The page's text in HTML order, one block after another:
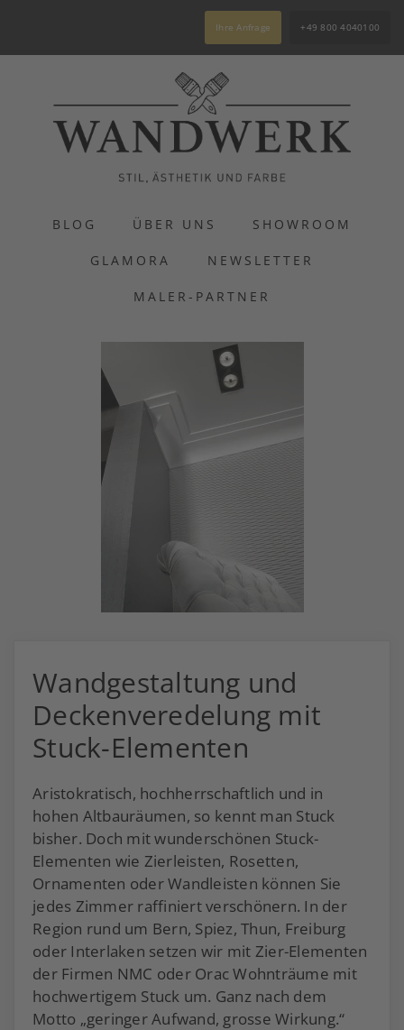
Ihre Anfrage +49 800 4040100
BLOG ÜBER UNS SHOWROOM
GLAMORA NEWSLETTER
MALER-PARTNER
Wandgestaltung und
Deckenveredelung mit
Stuck-Elementen
Aristokratisch, hochherrschaftlich und in
hohen Altbauräumen, so kennt man Stuck
bisher. Doch mit wunderschönen Stuck-
Elementen wie Zierleisten, Rosetten,
Ornamenten oder Wandleisten können Sie
jedes Zimmer raffiniert verschönern. In der
Region rund um Bern, Spiez, Thun, Freiburg
oder Interlaken setzen wir mit Zier-Elementen
der Firmen NMC oder Orac Wohnträume mit
hochwertigem Stuck um. Ganz nach dem
Motto „geringer Aufwand, grosse Wirkung.“